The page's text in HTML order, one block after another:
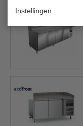
Instellingen